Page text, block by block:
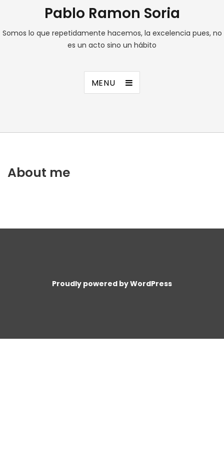
Pablo Ramon Soria
Somos lo que repetidamente hacemos, la excelencia pues, no
es un acto sino un hábito
MENU
About me
Proudly powered by WordPress